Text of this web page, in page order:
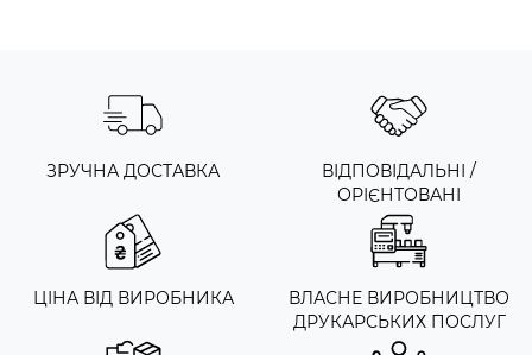
ЗРУЧНА ДОСТАВКА
ВІДПОВІДАЛЬНІ /
ОРІЄНТОВАНІ
ЦІНА ВІД ВИРОБНИКА
ВЛАСНЕ ВИРОБНИЦТВО
ДРУКАРСЬКИХ ПОСЛУГ